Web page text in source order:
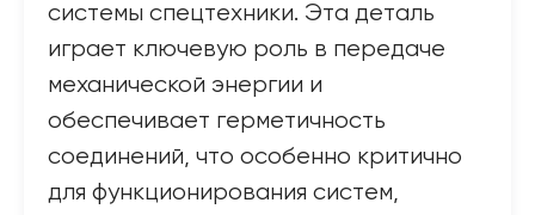
системы спецтехники. Эта деталь
играет ключевую роль в передаче
механической энергии и
обеспечивает герметичность
соединений, что особенно критично
для функционирования систем,